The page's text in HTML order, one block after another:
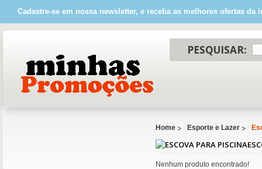
Cadastre-se em nossa newsletter, e receba as melhores ofertas da
PESQUISAR:
Home Esporte e Lazer
Nenhum produto encontrado!